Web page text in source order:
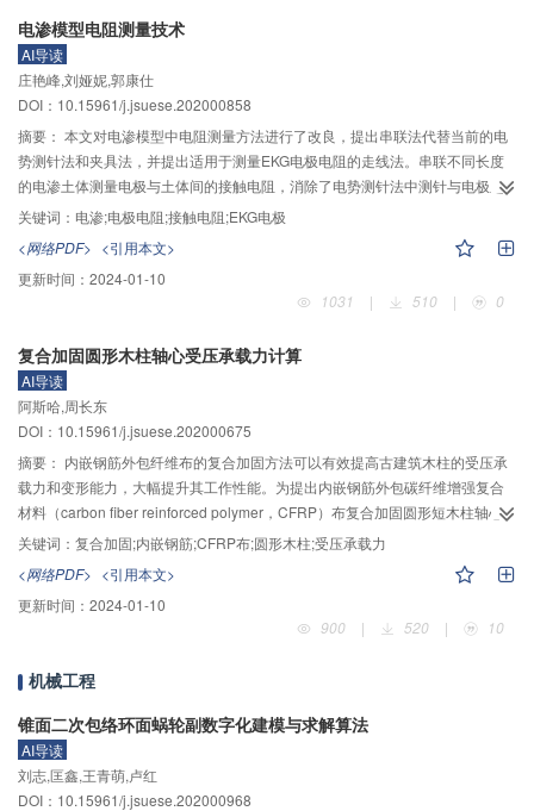
概率影响更为明显，同等强度地震动激励下，桥墩纵桥向破坏超越概率高于横
桥向。支座较桥墩在相同工况作用下更易发生破坏，海底地震动作用下其破坏
超越概率增幅普遍高于陆地地震动作用下；随着冲刷深度增加，支座破坏超越
概率逐渐提高，且随着地震动强度的增加，相较于陆地地震动，海底地震动作
用下支座破坏超越概率受冲刷深度的影响更加明显。
电渗模型电阻测量技术
AI导读
庄艳峰,刘娅妮,郭康仕
DOI：10.15961/j.jsuese.202000858
摘要： 本文对电渗模型中电阻测量方法进行了改良，提出串联法代替当前的电
势测针法和夹具法，并提出适用于测量EKG电极电阻的走线法。串联不同长度
的电渗土体测量电极与土体间的接触电阻，消除了电势测针法中测针与电极之
间一段土体电阻值的误差影响，同时避免了电势测针插入土壤对土壤电流分布
的影响；串联不同长度的电渗电极测量电极电阻率时，消除了夹具法测量时夹
具和电极之间接触电阻的误差影响。结果表明：电势测针法所得的接触电阻与
串联法得到的接触电阻的比值大多为1.3～1.4，验证了电势测针法将测针与电极
间的一段土体值计入了接触电阻，造成测得的接触电阻偏大，故该比值的大小
出的走线法测量EKG电极电阻率能消除电极板内因嵌入铜制导线而电流分布不
均的影响，测量结果基本不受电极长度的影响，具有良好的可靠性和稳定性，
且测量便捷，方便应用于EKG电极生产工艺中，有比较广阔的应用前景；走线
法测量EKG电极所得的电阻率与夹具法得到电阻率的比值大多为0.08～0.10，
该比值主要与夹具和电极板间的接触电阻相关，该接触电阻仅取决于夹具和电
极板，故可利用该比值对使用夹具法的测量结果进行修正；在许多室内试验和
工程中均应用到了EKG电极，考虑EKG电极电阻率对整个试验和工程的能耗影
响时，可参考电阻率比值0.08～0.10进行修正。
关键词： 电渗;电极电阻;接触电阻;EKG电极
<网络PDF> <引用本文>
更新时间： 2024-01-10
1031
| 510 | 0
复合加固圆形木柱轴心受压承载力计算
AI导读
阿斯哈,周长东
DOI：10.15961/j.jsuese.202000675
摘要： 内嵌钢筋外包纤维布的复合加固方法可以有效提高古建筑木柱的受压承
载力和变形能力，大幅提升其工作性能。为提出内嵌钢筋外包碳纤维增强复合
材料（carbon fiber reinforced polymer，CFRP）布复合加固圆形短木柱轴心
受压承载力的计算公式，本文共完成12组42根复合加固试件的轴心受压试验。
试验结果表明：木柱的破坏主要发生于初始缺陷较为集中的区段，且复合加固
方法能够提升木柱的承载力和变形能力，加固效果显著。基于经典的纤维布约
束混凝土柱抗压强度理论，对CFRP布约束木柱相关试验数据进行拟合分析，进
而提出3个CFRP布约束木柱的抗压强度计算模型。通过对比理论计算值与试验
圆形木柱的轴心受压承载力计算公式。依据补充试验结果和与既有文献研究中
试验数据的对比可知，理论计算能够较好地预测相关试验结果，从而验证复合
加固圆形木柱轴心受压承载力计算公式的可靠性。
关键词： 复合加固;内嵌钢筋;CFRP布;圆形木柱;受压承载力
<网络PDF> <引用本文>
更新时间： 2024-01-10
900
| 520 | 10
机械工程
锥面二次包络环面蜗轮副数字化建模与求解算法
AI导读
刘志,匡鑫,王青萌,卢红
DOI：10.15961/j.jsuese.202000968